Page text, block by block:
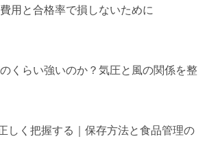
用と合格率で損しないために
くらい強いのか？気圧と風の関係を整
しく把握する｜保存方法と食品管理の